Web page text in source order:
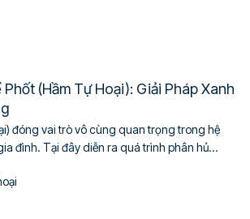
Phốt (Hầm Tự Hoại): Giải Pháp Xanh
đóng vai trò vô cùng quan trọng trong hệ
đình. Tại đây diễn ra quá trình phân hủ...